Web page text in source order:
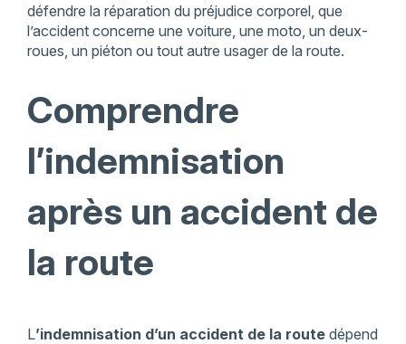
défendre la réparation du préjudice corporel, que
l’accident concerne une voiture, une moto, un deux-
roues, un piéton ou tout autre usager de la route.
Comprendre
l’indemnisation
après un accident de
la route
L’indemnisation d’un accident de la routedépend